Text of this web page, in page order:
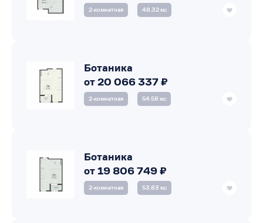
2‑комнатная 48.32 м2
Ботаника
от 20 066 337 ₽
2‑комнатная 54.58 м2
Ботаника
от 19 806 749 ₽
2‑комнатная 53.83 м2